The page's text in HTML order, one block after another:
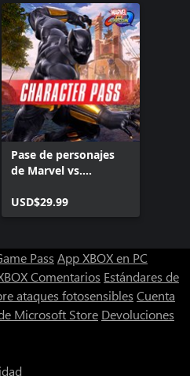
Pase de personajes
de Marvel vs.
USD$29.99
Pass App XBOX en PC
Comentarios Estándares de
ataques fotosensibles Cuenta
Microsoft Store Devoluciones